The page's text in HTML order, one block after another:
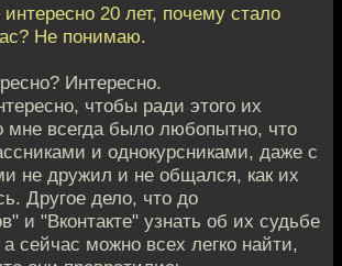
20 лет, почему стало
Не понимаю.
Интересно.
чтобы ради этого их
мне всегда было любопытно, что
и однокурсниками, даже с
не дружил и не общался, как их
Другое дело, что до
и "Вконтакте" узнать об их судьбе
сейчас можно всех легко найти,